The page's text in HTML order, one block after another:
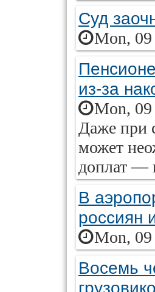
Суд
Mon, 09
из-за
Mon, 09
Даже при
может
доплат —
В
россиян
Mon, 09
Восемь